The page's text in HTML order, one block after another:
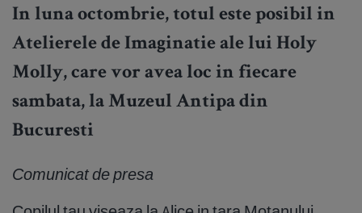
In luna octombrie, totul este posibil in
Atelierele de Imaginatie ale lui Holy
Molly, care vor avea loc in fiecare
sambata, la Muzeul Antipa din
Bucuresti
Comunicat de presa